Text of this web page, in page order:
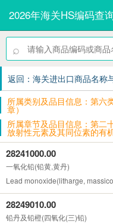
2026年海关HS编码查
⌕
返回：海关进出口商品名称
所属类别及品目信息：第六
章）
所属章节及品目信息：第二
放射性元素及其同位素的有
28241000.00
一氧化铅(铅黄,黄丹)
Lead monoxide(litharge,
28249010.00
铅丹及铅橙(四氧化(三)铅)